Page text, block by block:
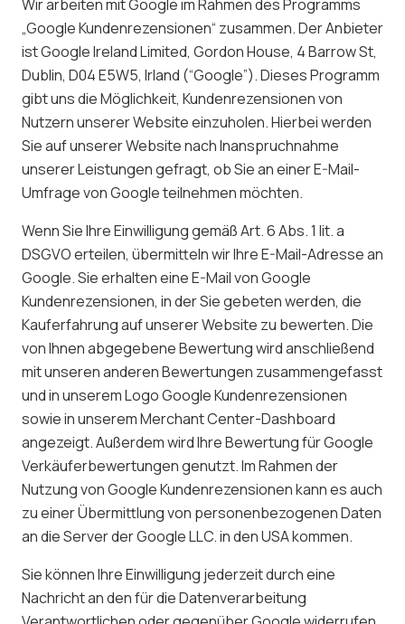
Wir arbeiten mit Google im Rahmen des Programms
„Google Kundenrezensionen“ zusammen. Der Anbieter
ist Google Ireland Limited, Gordon House, 4 Barrow St,
Dublin, D04 E5W5, Irland (“Google”). Dieses Programm
gibt uns die Möglichkeit, Kundenrezensionen von
Nutzern unserer Website einzuholen. Hierbei werden
Sie auf unserer Website nach Inanspruchnahme
unserer Leistungen gefragt, ob Sie an einer E-Mail-
Umfrage von Google teilnehmen möchten.
Wenn Sie Ihre Einwilligung gemäß Art. 6 Abs. 1 lit. a
DSGVO erteilen, übermitteln wir Ihre E-Mail-Adresse an
Google. Sie erhalten eine E-Mail von Google
Kundenrezensionen, in der Sie gebeten werden, die
Kauferfahrung auf unserer Website zu bewerten. Die
von Ihnen abgegebene Bewertung wird anschließend
mit unseren anderen Bewertungen zusammengefasst
und in unserem Logo Google Kundenrezensionen
sowie in unserem Merchant Center-Dashboard
angezeigt. Außerdem wird Ihre Bewertung für Google
Verkäuferbewertungen genutzt. Im Rahmen der
Nutzung von Google Kundenrezensionen kann es auch
zu einer Übermittlung von personenbezogenen Daten
an die Server der Google LLC. in den USA kommen.
Sie können Ihre Einwilligung jederzeit durch eine
Nachricht an den für die Datenverarbeitung